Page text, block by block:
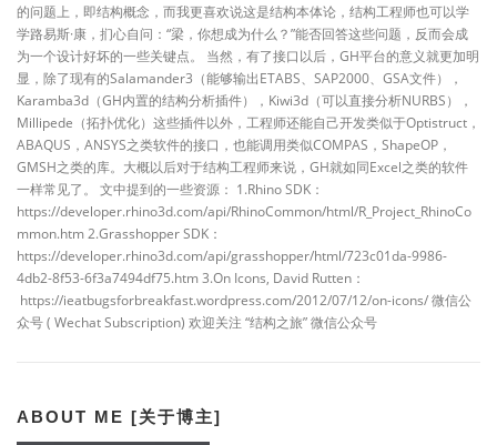
的问题上，即结构概念，而我更喜欢说这是结构本体论，结构工程师也可以学
学路易斯·康，扪心自问：“梁，你想成为什么？”能否回答这些问题，反而会成
为一个设计好坏的一些关键点。 当然，有了接口以后，GH平台的意义就更加明
显，除了现有的Salamander3（能够输出ETABS、SAP2000、GSA文件），
Karamba3d（GH内置的结构分析插件），Kiwi3d（可以直接分析NURBS），
Millipede（拓扑优化）这些插件以外，工程师还能自己开发类似于Optistruct，
ABAQUS，ANSYS之类软件的接口，也能调用类似COMPAS，ShapeOP，
GMSH之类的库。大概以后对于结构工程师来说，GH就如同Excel之类的软件
一样常见了。 文中提到的一些资源： 1.Rhino SDK：
https://developer.rhino3d.com/api/RhinoCommon/html/R_Project_RhinoCo
mmon.htm 2.Grasshopper SDK：
https://developer.rhino3d.com/api/grasshopper/html/723c01da-9986-
4db2-8f53-6f3a7494df75.htm 3.On Icons, David Rutten：
https://ieatbugsforbreakfast.wordpress.com/2012/07/12/on-icons/ 微信公
众号 ( Wechat Subscription) 欢迎关注 “结构之旅” 微信公众号
ABOUT ME [关于博主]